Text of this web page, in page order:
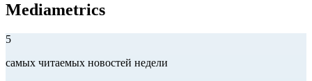
Mediametrics
5
самых читаемых новостей недели